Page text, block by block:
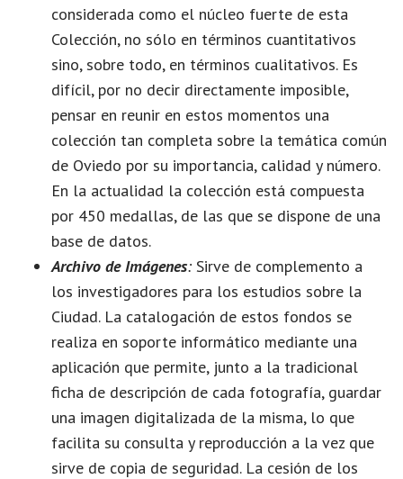
considerada como el núcleo fuerte de esta
Colección, no sólo en términos cuantitativos
sino, sobre todo, en términos cualitativos. Es
difícil, por no decir directamente imposible,
pensar en reunir en estos momentos una
colección tan completa sobre la temática común
de Oviedo por su importancia, calidad y número.
En la actualidad la colección está compuesta
por 450 medallas, de las que se dispone de una
base de datos.
Archivo de Imágenes: Sirve de complemento a
los investigadores para los estudios sobre la
Ciudad. La catalogación de estos fondos se
realiza en soporte informático mediante una
aplicación que permite, junto a la tradicional
ficha de descripción de cada fotografía, guardar
una imagen digitalizada de la misma, lo que
facilita su consulta y reproducción a la vez que
sirve de copia de seguridad. La cesión de los